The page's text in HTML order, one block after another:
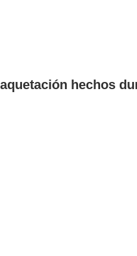
hechos